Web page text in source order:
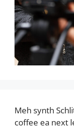
Meh synth
coffee ea next